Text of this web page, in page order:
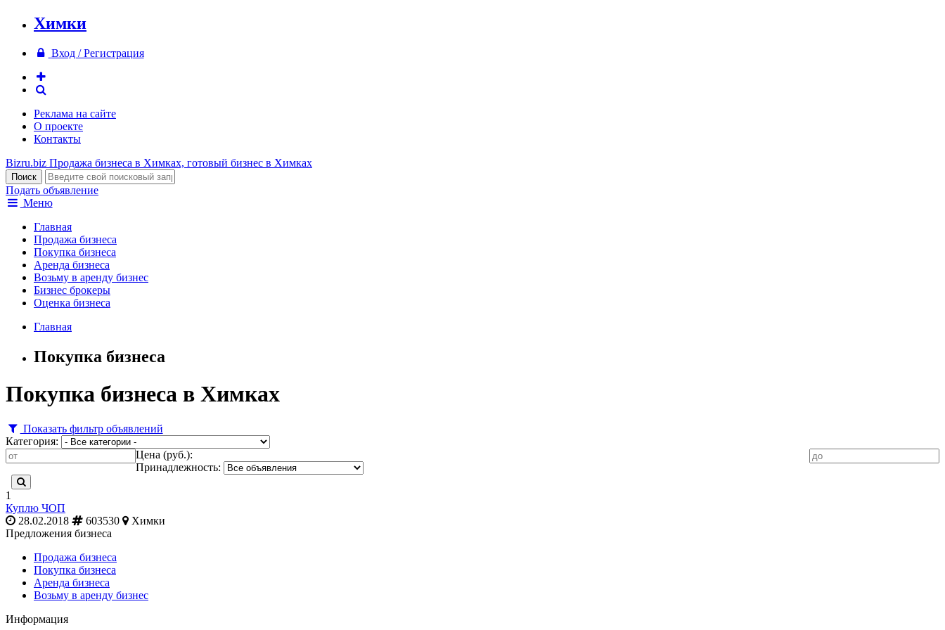
Химки
Вход / Регистрация
Реклама на сайте
О проекте
Контакты
Bizru.biz Продажа бизнеса в Химках, готовый бизнес в Химках
Подать объявление
Меню
Главная
Продажа бизнеса
Покупка бизнеса
Аренда бизнеса
Возьму в аренду бизнес
Бизнес брокеры
Оценка бизнеса
Главная
Покупка бизнеса
Покупка бизнеса в Химках
Показать фильтр объявлений
Категория:
Цена (руб.):
Принадлежность:
1
Куплю ЧОП
28.02.2018
603530
Химки
Предложения бизнеса
Продажа бизнеса
Покупка бизнеса
Аренда бизнеса
Возьму в аренду бизнес
Информация